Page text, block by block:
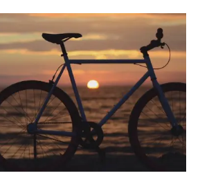
e poche persone all’orizzonte? Ami
che, in un angolo paradisiaco della